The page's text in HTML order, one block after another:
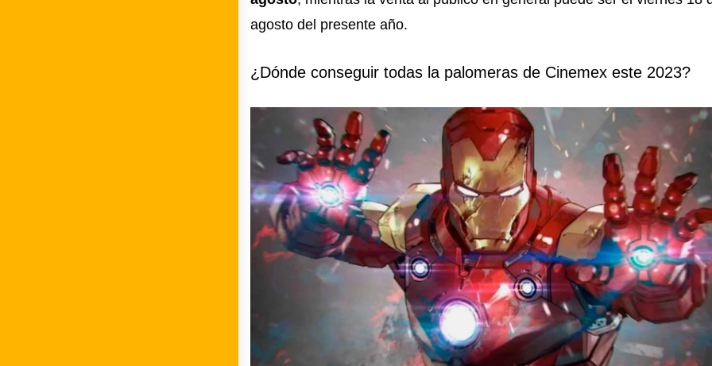
agosto del presente año.
¿Dónde conseguir todas la palomeras de Cinemex este 2023?